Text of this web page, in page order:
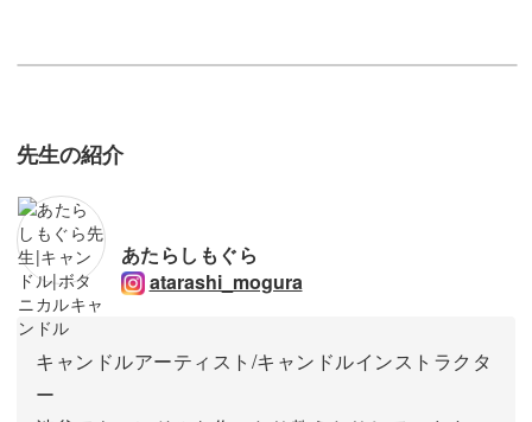
先生の紹介
あたらしもぐら
atarashi_mogura
キャンドルアーティスト/キャンドルインストラクタ
ー